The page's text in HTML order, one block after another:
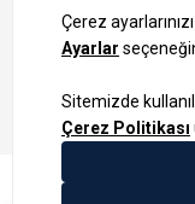
Bilgi Toplum Hizmetleri
KVKK Veri İşleme
Site Haritası